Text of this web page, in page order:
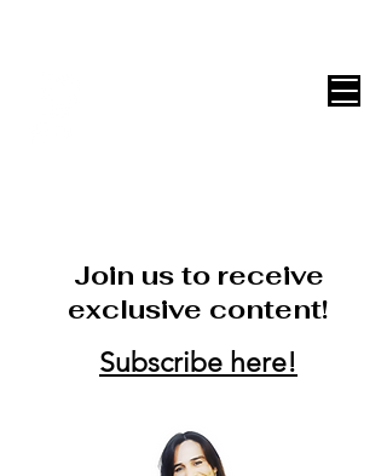
Join us to receive
exclusive content!
Subscribe here!